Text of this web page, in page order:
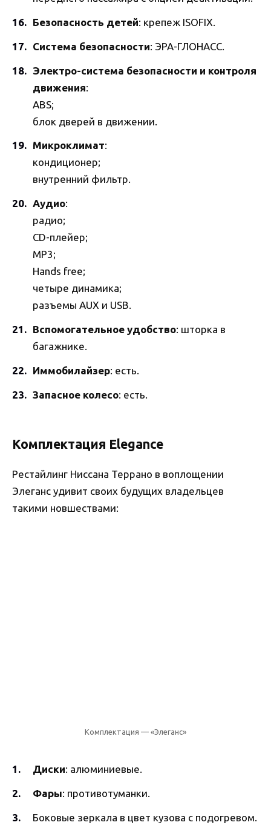
Безопасность детей: крепеж ISOFIX.
Система безопасности: ЭРА-ГЛОНАСС.
Электро-система безопасности и контроля
движения:
ABS;
блок дверей в движении.
Микроклимат:
кондиционер;
внутренний фильтр.
Аудио:
радио;
CD-плейер;
MP3;
Hands free;
четыре динамика;
разъемы AUX и USB.
Вспомогательное удобство: шторка в
багажнике.
Иммобилайзер: есть.
Запасное колесо: есть.
Комплектация Elegance
Рестайлинг Ниссана Террано в воплощении
Элеганс удивит своих будущих владельцев
такими новшествами:
Комплектация — «Элеганс»
Диски: алюминиевые.
Фары: противотуманки.
Боковые зеркала в цвет кузова с подогревом.